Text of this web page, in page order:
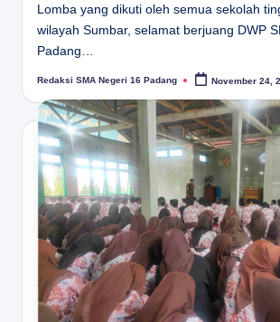
Lomba yang dikuti oleh semua sekolah
wilayah Sumbar, selamat berjuang DWP
Padang…
Posted
Redaksi SMA Negeri 16 Padang November 24,